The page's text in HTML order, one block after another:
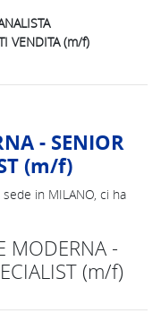
VENDITA (m/f)
- SENIOR
(m/f)
in MILANO, ci ha
MODERNA -
(m/f)